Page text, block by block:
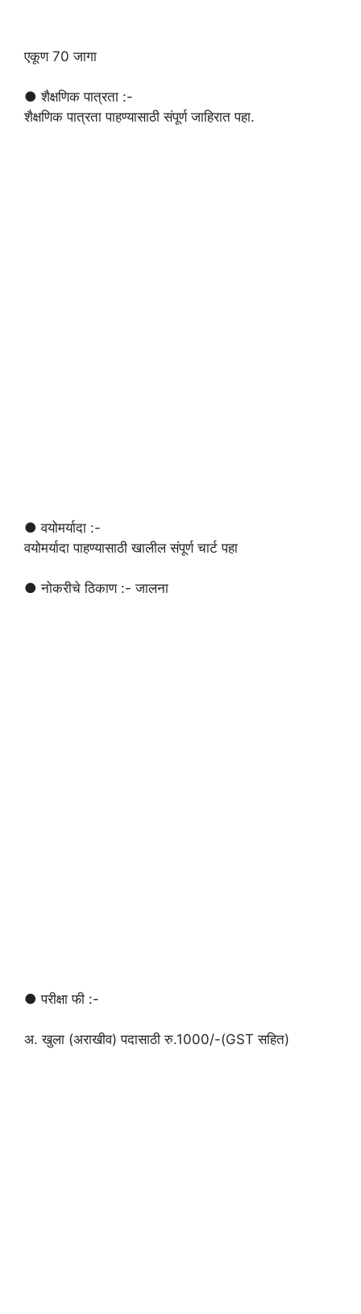
एकूण 70 जागा
● शैक्षणिक पात्रता :-
शैक्षणिक पात्रता पाहण्यासाठी संपूर्ण जाहिरात पहा.
● वयोमर्यादा :-
वयोमर्यादा पाहण्यासाठी खालील संपूर्ण चार्ट पहा
● नोकरीचे ठिकाण :- जालना
● परीक्षा फी :-
अ. खुला (अराखीव) पदासाठी रु.1000/-(GST सहित)